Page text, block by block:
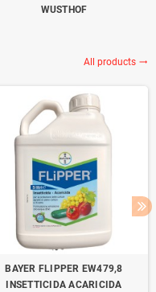
WUSTHOF
All products trending_flat
BAYER FLIPPER EW479,8
INSETTICIDA ACARICIDA